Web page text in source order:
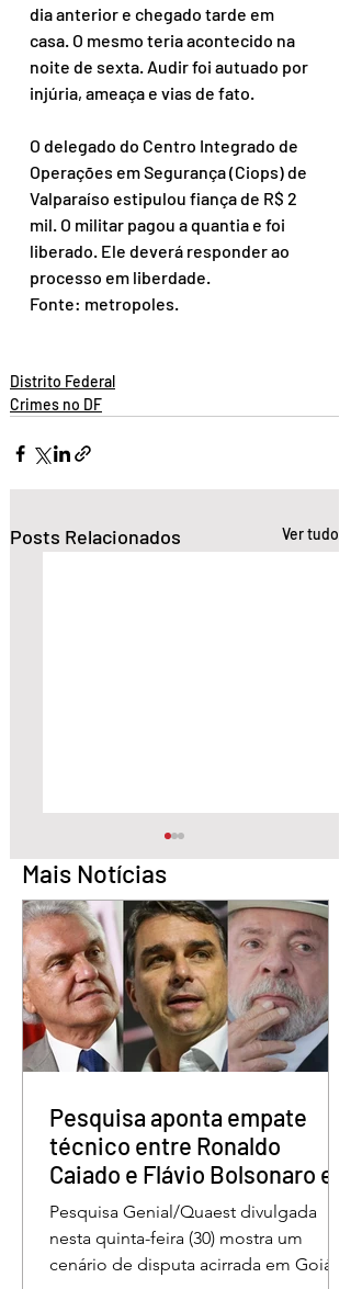
dia anterior e chegado tarde em
casa. O mesmo teria acontecido na
noite de sexta. Audir foi autuado por
injúria, ameaça e vias de fato.
O delegado do Centro Integrado de
Operações em Segurança (Ciops) de
Valparaíso estipulou fiança de R$ 2
mil. O militar pagou a quantia e foi
liberado. Ele deverá responder ao
processo em liberdade.
Fonte: metropoles.
Distrito Federal
Crimes no DF
Posts Relacionados Ver tudo
Quem é o Jornalista
Carlos Peixoto,
homenageado pela
CLDF no Dia da
Mais Notícias
Pesquisa aponta empate
técnico entre Ronaldo
Caiado e Flávio Bolsonaro em
Goiás
Pesquisa Genial/Quaest divulgada
nesta quinta-feira (30) mostra um
cenário de disputa acirrada em Goiás